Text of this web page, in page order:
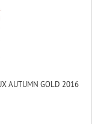
AUTUMN GOLD 2016